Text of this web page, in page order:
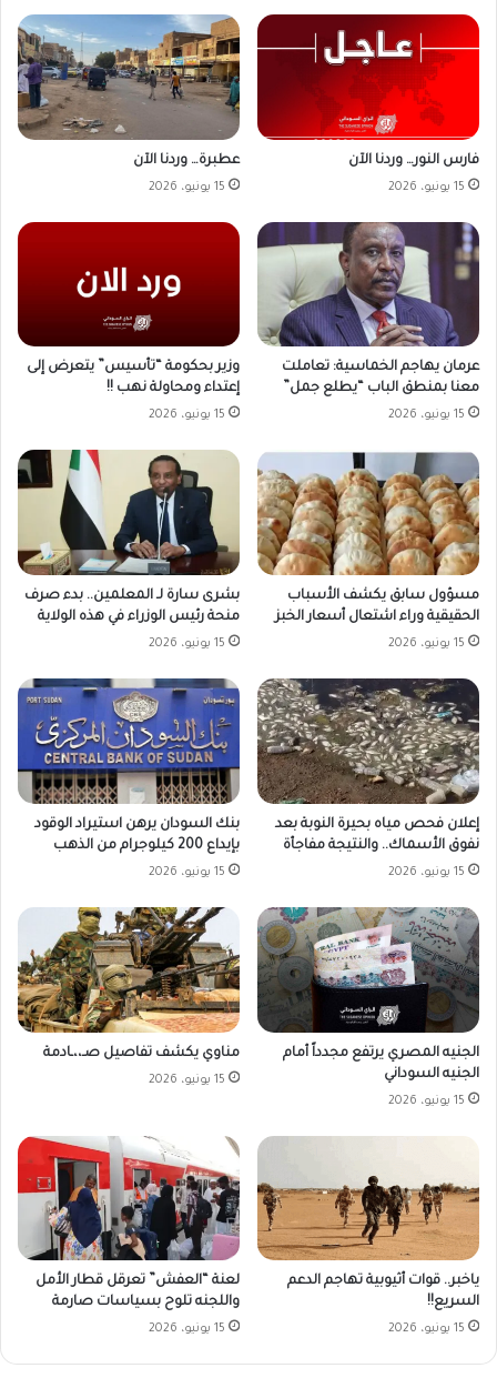
فارس النور… وردنا الآن
15 يونيو، 2026
عطبرة… وردنا الآن
15 يونيو، 2026
عرمان يهاجم الخماسية: تعاملت
معنا بمنطق الباب “يطلع جمل”
15 يونيو، 2026
وزير بحكومة “تأسيس” يتعرض إلى
إعتداء ومحاولة نهب !!
15 يونيو، 2026
مسؤول سابق يكشف الأسباب
الحقيقية وراء اشتعال أسعار الخبز
15 يونيو، 2026
بشرى سارة لـ المعلمين.. بدء صرف
منحة رئيس الوزراء في هذه الولاية
15 يونيو، 2026
إعلان فحص مياه بحيرة النوبة بعد
نفوق الأسماك.. والنتيجة مفاجأة
15 يونيو، 2026
بنك السودان يرهن استيراد الوقود
بإيداع 200 كيلوجرام من الذهب
15 يونيو، 2026
الجنيه المصري يرتفع مجدداً أمام
الجنيه السوداني
15 يونيو، 2026
مناوي يكشف تفاصيل صـ،،ـادمة
15 يونيو، 2026
ياخبر.. قوات أثيوبية تهاجم الدعم
السريع!!
15 يونيو، 2026
لعنة “العفش” تعرقل قطار الأمل
واللجنه تلوح بسياسات صارمة
15 يونيو، 2026